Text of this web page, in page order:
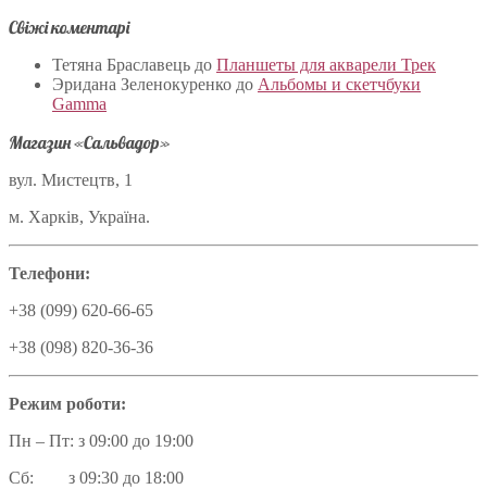
Свіжі коментарі
Тетяна Браславець до Планшеты для акварели Трек
Эридана Зеленокуренко до Альбомы и скетчбуки
Gamma
Магазин «Сальвадор»
вул. Мистецтв, 1
м. Харків, Україна.
Телефони:
+38 (099) 620-66-65
+38 (098) 820-36-36
Режим роботи:
Пн – Пт: з 09:00 до 19:00
Сб: з 09:30 до 18:00